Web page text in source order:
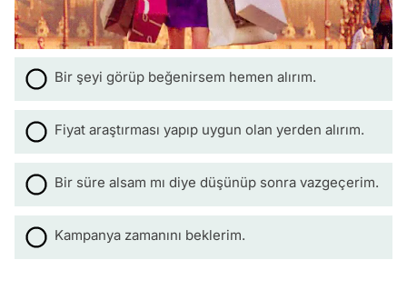
Bir şeyi görüp beğenirsem hemen alırım.
Fiyat araştırması yapıp uygun olan yerden alırım.
Bir süre alsam mı diye düşünüp sonra vazgeçerim.
Kampanya zamanını beklerim.